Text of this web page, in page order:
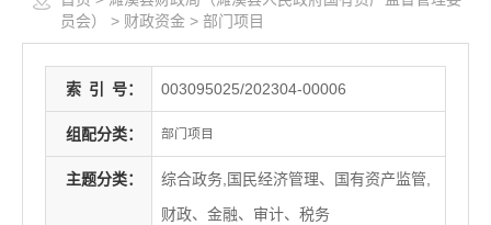
员会）
> 财政资金 > 部门项目
索 引 号： 003095025/202304-00006
组配分类： 部门项目
主题分类：
综合政务,国民经济管理、国有资产监管,
财政、金融、审计、税务